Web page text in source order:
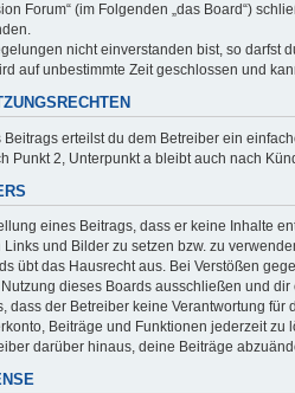
Forum“ (im Folgenden „das Board“)
nicht einverstanden bist, so darfst
auf unbestimmte Zeit geschlossen und
Beitrags erteilst du dem Betreiber ein
Punkt 2, Unterpunkt a bleibt auch nach
eines Beitrags, dass er keine Inhalte
und Bilder zu setzen bzw. zu
übt das Hausrecht aus. Bei Verstößen
dieses Boards ausschließen und
dass der Betreiber keine Verantwortung
Beiträge und Funktionen jederzeit zu
darüber hinaus, deine Beiträge